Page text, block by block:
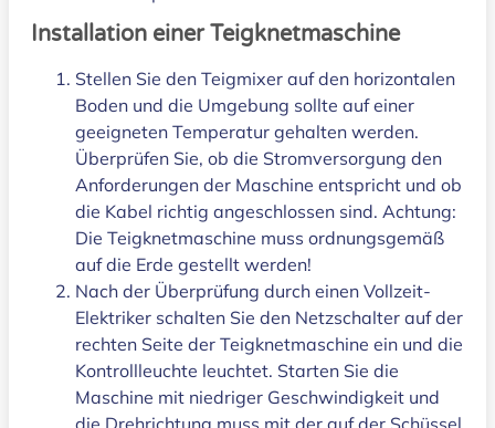
Installation einer Teigknetmaschine
Stellen Sie den Teigmixer auf den horizontalen
Boden und die Umgebung sollte auf einer
geeigneten Temperatur gehalten werden.
Überprüfen Sie, ob die Stromversorgung den
Anforderungen der Maschine entspricht und ob
die Kabel richtig angeschlossen sind. Achtung:
Die Teigknetmaschine muss ordnungsgemäß
auf die Erde gestellt werden!
Nach der Überprüfung durch einen Vollzeit-
Elektriker schalten Sie den Netzschalter auf der
rechten Seite der Teigknetmaschine ein und die
Kontrollleuchte leuchtet. Starten Sie die
Maschine mit niedriger Geschwindigkeit und